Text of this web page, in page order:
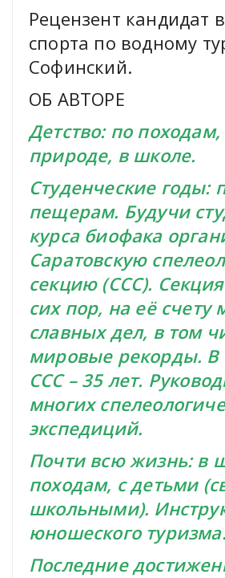
Рецензент кандидат
спорта по водному
Софинский.
ОБ АВТОРЕ
Детство: по
природе, в школе.
Студенческие годы:
пещерам. Будучи
курса биофака
Саратовскую
секцию (ССС).
сих пор, на её счету
славных дел, в том
мировые рекорды. В
ССС – 35 лет.
многих
экспедиций.
Почти всю жизнь: в
походам, с детьми
школьными).
юношеского туризма.
Последние